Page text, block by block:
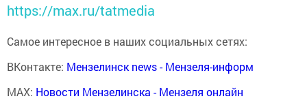
https://max.ru/tatmedia
Самое интересное в наших социальных сетях:
ВКонтакте: Мензелинск news - Мензеля-информ
MAX: Новости Мензелинска - Мензеля онлайн